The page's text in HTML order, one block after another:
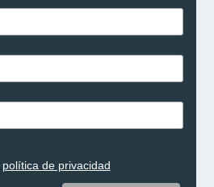
política de privacidad